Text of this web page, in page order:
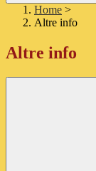
Home >
Altre info
Altre info